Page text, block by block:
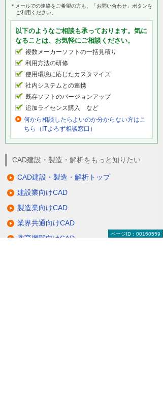
＊メールでの連絡をご希望の方も、「お問い合わせ」ボタンを
ご利用ください。
以下のようなご相談も承っております。気に
なることは、お気軽にご相談ください。
複数メーカーソフトの一括見積り
利用方法の研修
使用環境に応じたカスタマイズ
社内システムとの連携
既存ソフトのバージョンアップ
追加ライセンス購入 など
何から相談したらよいのか分からない方はこ
ちら（ITよろず相談窓口）
CAD建設・製造・解析をもっと知りたい
CAD建設・製造・解析トップ
建設業向けCAD
製造業向けCAD
業界共通向けCAD
教育機関向けCAD
ページID：00160559